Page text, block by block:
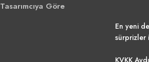
Tasarımcıya Göre
En yeni
sürprizler
KVKK